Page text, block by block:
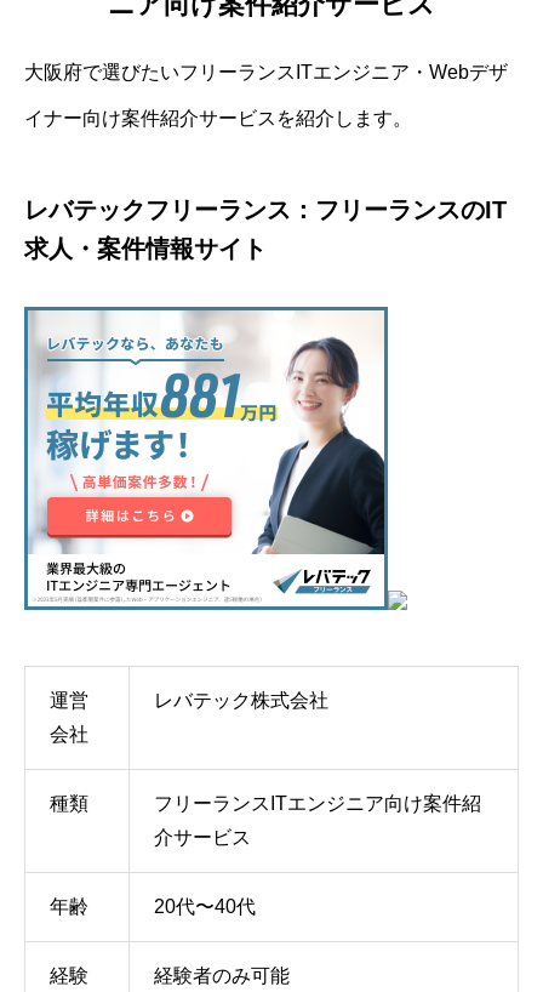
大阪府で選びたいフリーランスITエンジニア・Webデザ
イナー向け案件紹介サービスを紹介します。
レバテックフリーランス：フリーランスのIT
求人・案件情報サイト
運営
会社
レバテック株式会社
種類
フリーランスITエンジニア向け案件紹
介サービス
年齢 20代〜40代
経験 経験者のみ可能